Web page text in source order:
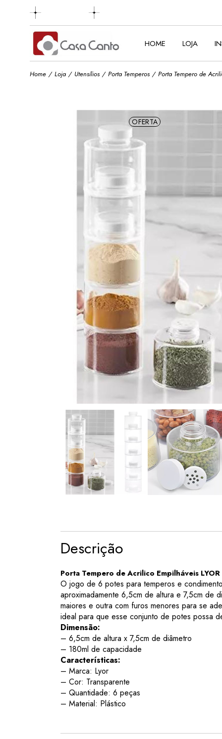
HOME LOJA
Home Loja Utensílios Porta Temperos Porta Tempero de
OFERTA
Descrição
Porta Tempero de Acrilico Empilháveis LYOR
O jogo de 6 potes para temperos e
aproximadamente 6,5cm de altura e 7,5cm de
maiores e outra com furos menores para se
ideal para que esse conjunto de potes possa
Dimensão:
– 6,5cm de altura x 7,5cm de diâmetro
– 180ml de capacidade
Características:
– Marca: Lyor
– Cor: Transparente
– Quantidade: 6 peças
– Material: Plástico